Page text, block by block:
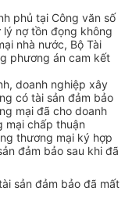
phủ tại Công văn số
nợ tồn đọng không
nhà nước, Bộ Tài
phương án cam kết
doanh nghiệp xây
có tài sản đảm bảo
mại đã cho doanh
mại chấp thuận
thương mại ký hợp
đảm bảo sau khi đã
sản đảm bảo đã mất